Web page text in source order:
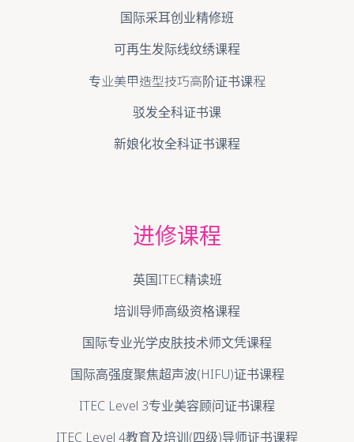
国际采耳创业精修班
可再生发际线纹绣课程
专业美甲造型技巧高阶证书课程
驳发全科证书课
新娘化妆全科证书课程
进修课程
英国ITEC精读班
培训导师高级资格课程
国际专业光学皮肤技术师文凭课程
国际高强度聚焦超声波(HIFU)证书课程
ITEC Level 3专业美容顾问证书课程
ITEC Level 4教育及培训(四级)导师证书课程